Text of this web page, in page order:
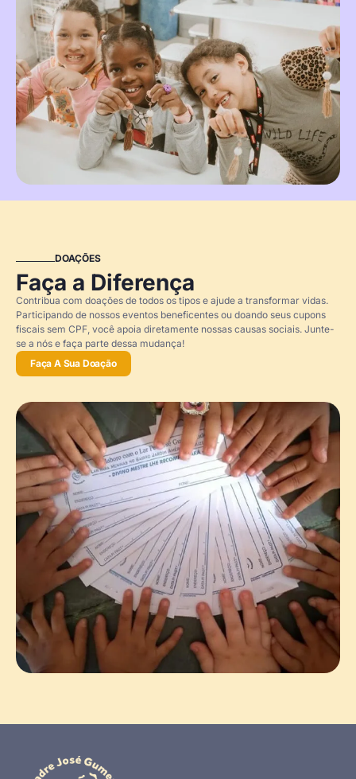
DOAÇÕES
Faça a Diferença
Contribua com doações de todos os tipos e ajude a transformar vidas.
Participando de nossos eventos beneficentes ou doando seus cupons
fiscais sem CPF, você apoia diretamente nossas causas sociais. Junte-
se a nós e faça parte dessa mudança!
Faça A Sua Doação